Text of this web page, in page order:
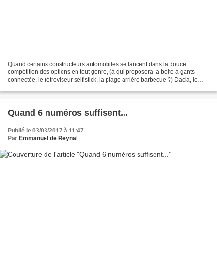
Quand certains constructeurs automobiles se lancent dans la douce
compétition des options en tout genre, (à qui proposera la boite à gants
connectée, le rétroviseur selfistick, la plage arrière barbecue ?) Dacia, le
Quand 6 numéros suffisent...
Publié le 03/03/2017 à 11:47
Par Emmanuel de Reynal